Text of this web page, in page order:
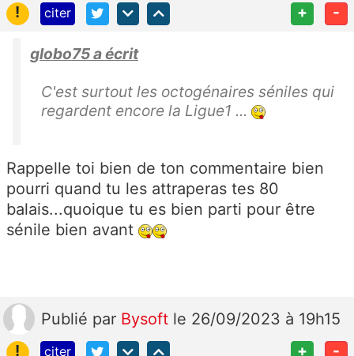
!
citer + -
globo75 a écrit
C'est surtout les octogénaires séniles qui
regardent encore la Ligue1 ...
Rappelle toi bien de ton commentaire bien
pourri quand tu les attraperas tes 80
balais...quoique tu es bien parti pour être
sénile bien avant
Publié par Bysoft le 26/09/2023 à 19h15
!
citer + -